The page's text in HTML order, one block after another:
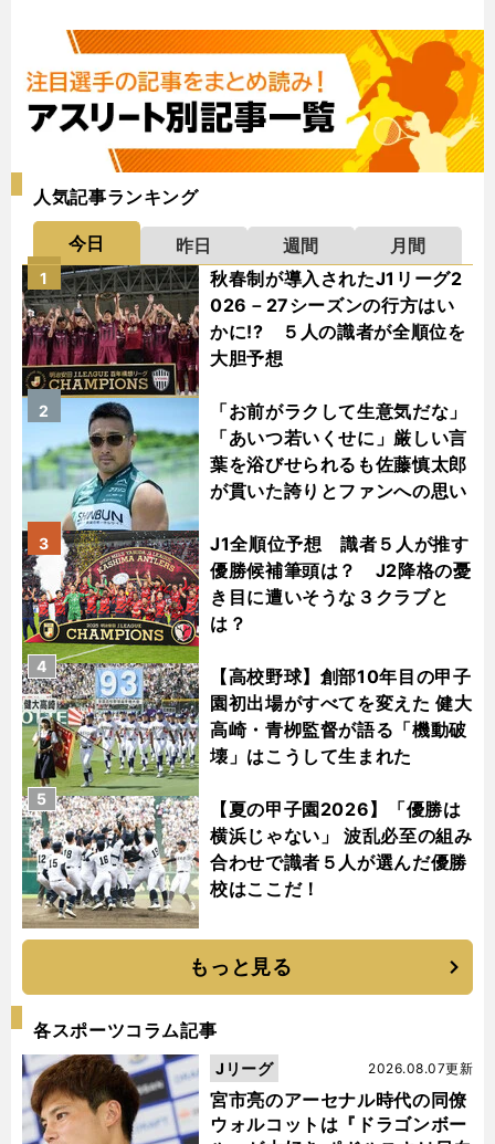
人気記事ランキング
今日 昨日 週間
月間
秋春制が導入されたJ1リーグ2
026－27シーズンの行方はい
かに!? ５人の識者が全順位を
大胆予想
1
「お前がラクして生意気だな」
「あいつ若いくせに」厳しい言
葉を浴びせられるも佐藤慎太郎
が貫いた誇りとファンへの思い
2
J1全順位予想 識者５人が推す
優勝候補筆頭は？ J2降格の憂
き目に遭いそうな３クラブと
は？
3
【高校野球】創部10年目の甲子
園初出場がすべてを変えた 健大
高崎・青栁監督が語る「機動破
壊」はこうして生まれた
4
【夏の甲子園2026】「優勝は
横浜じゃない」 波乱必至の組み
合わせで識者５人が選んだ優勝
校はここだ！
5
もっと見る
各スポーツコラム記事
宮市亮のアーセナル時代の同僚
ウォルコットは『ドラゴンボー
2026.08.07更新
Jリーグ